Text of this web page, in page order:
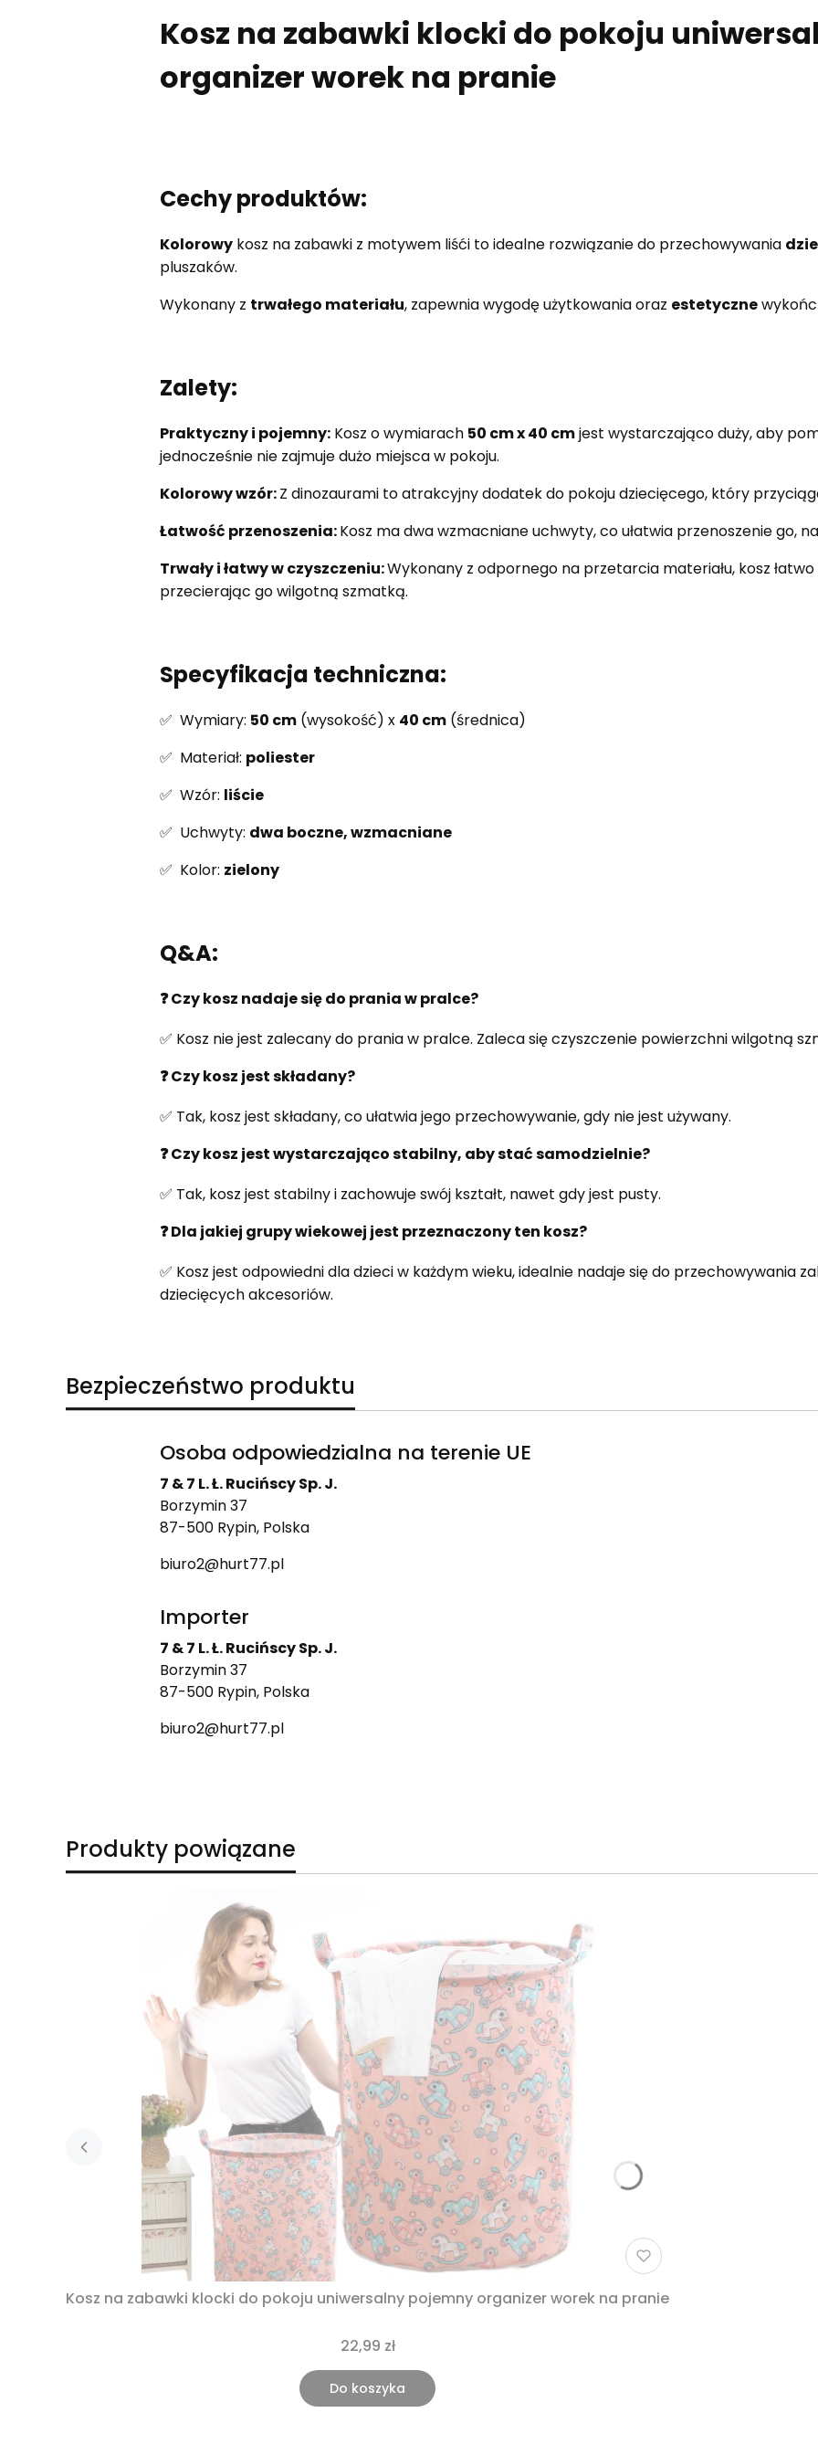
Kosz na zabawki klocki do pokoju
organizer worek na pranie
Cechy produktów:
Kolorowykosz na zabawki z motywem liśći to idealne rozwiązanie do przechowywania
pluszaków.
Wykonany z trwałego materiału, zapewnia wygodę użytkowania oraz estetyczne
Zalety:
Praktyczny i pojemny:Kosz o wymiarach 50 cm x 40 cmjest wystarczająco duży, aby
jednocześnie nie zajmuje dużo miejsca w pokoju.
Kolorowy wzór:Z dinozaurami to atrakcyjny dodatek do pokoju dziecięcego, który
Łatwość przenoszenia:Kosz ma dwa wzmacniane uchwyty, co ułatwia przenoszenie go,
Trwały i łatwy w czyszczeniu:Wykonany z odpornego na przetarcia materiału, kosz
przecierając go wilgotną szmatką.
Specyfikacja techniczna:
✅ Wymiary: 50 cm(wysokość) x 40 cm(średnica)
✅ Materiał: poliester
✅ Wzór: liście
✅ Uchwyty: dwa boczne, wzmacniane
✅ Kolor: zielony
Q&A:
❓ Czy kosz nadaje się do prania w pralce?
✅ Kosz nie jest zalecany do prania w pralce. Zaleca się czyszczenie powierzchni wilgotną
❓ Czy kosz jest składany?
✅ Tak, kosz jest składany, co ułatwia jego przechowywanie, gdy nie jest używany.
❓ Czy kosz jest wystarczająco stabilny, aby stać samodzielnie?
✅ Tak, kosz jest stabilny i zachowuje swój kształt, nawet gdy jest pusty.
❓ Dla jakiej grupy wiekowej jest przeznaczony ten kosz?
✅ Kosz jest odpowiedni dla dzieci w każdym wieku, idealnie nadaje się do przechowywania
dziecięcych akcesoriów.
Bezpieczeństwo produktu
Osoba odpowiedzialna na terenie UE
7 & 7 L. Ł. Rucińscy Sp. J.
Borzymin 37
87-500 Rypin, Polska
biuro2@hurt77.pl
Importer
7 & 7 L. Ł. Rucińscy Sp. J.
Borzymin 37
87-500 Rypin, Polska
biuro2@hurt77.pl
Produkty powiązane
Kosz na zabawki klocki do pokoju uniwersalny pojemny organizer worek na pranie
22,99 zł
Do koszyka